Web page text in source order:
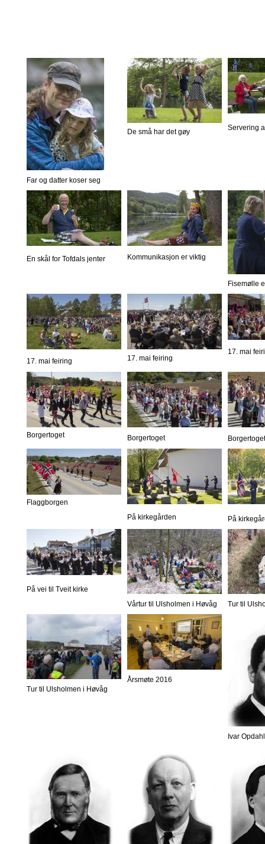
Far og datter koser seg
De små har det gøy Servering
En skål for Tofdals jenter Kommunikasjon er viktig
Fisemølle
17. mai feiring 17. mai feiring
17. mai
Borgertoget Borgertoget Borgertoget
Flaggborgen
På kirkegården
På
På vei til Tveit kirke
Vårtur til Ulsholmen i Høvåg
Tur til
Tur til Ulsholmen i Høvåg
Årsmøte 2016
Ivar Opdahl